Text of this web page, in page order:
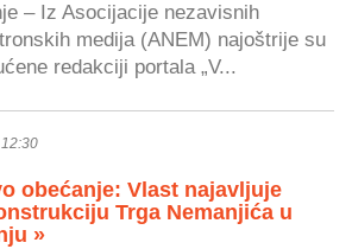
– Iz Asocijacije nezavisnih
medija (ANEM) najoštrije su
redakciji portala „V...
obećanje: Vlast najavljuje
Trga Nemanjića u
»